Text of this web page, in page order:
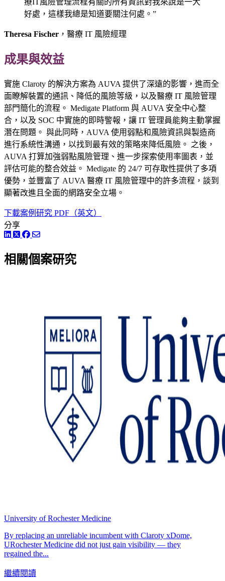
療IT風險管理流程有關的所有資訊對我來說是一大
好處，這樣我總是知道要關注何處。”
Theresa Fischer ，醫療 IT 風險經理
成果與效益
實施 Claroty 的解決方案為 AUVA 提供了深遠的影響，進而全
面瞭解裝置的通訊、降低的風險等級，以及醫療 IT 風險管理
部門簡化的流程。 Medigate Platform 與 AUVA 安全中心整
合，以及 SOC 中實施的即時警報，讓 IT 管理員能夠主動掌握
潛在問題。 與此同時，AUVA 使用弱點和風險資訊與製造商
進行系統性溝通，以找到最有效的策略來降低風險。 之後，
AUVA 打算加強弱點風險管理、進一步探索使用率圖表，並
評估可能的整合效益。 Medigate 的 24/7 可存取性提供了多項
優勢，並豐富了 AUVA 醫療 IT 風險管理中的許多流程，談到
顯著改進且全面的網路安全立場。
下載案例研究 PDF（英文）
分享
LinkedIn
TwitterFacebook
相關個案研究
University of Rochester Medicine
By replacing an unreliable incumbent with Claroty xDome,
URochester Medicine did not just gain visibility — they
regained the...
繼續閱讀